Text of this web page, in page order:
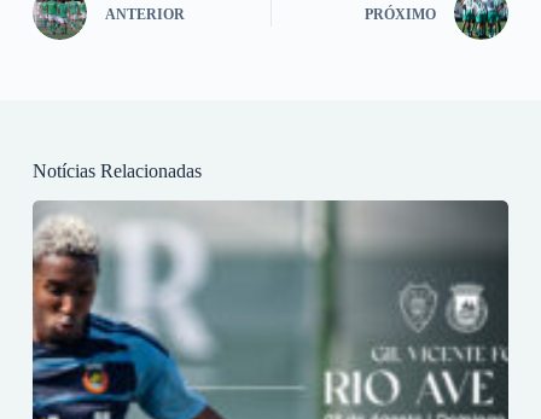
ANTERIOR PRÓXIMO
Notícias Relacionadas